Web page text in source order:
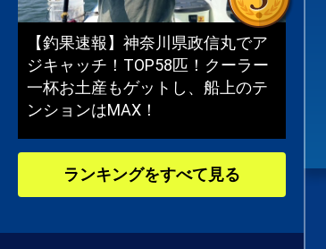
【釣果速報】神奈川県政信丸でア
ジキャッチ！TOP58匹！クーラー
一杯お土産もゲットし、船上のテ
ンションはMAX！
ランキングをすべて見る